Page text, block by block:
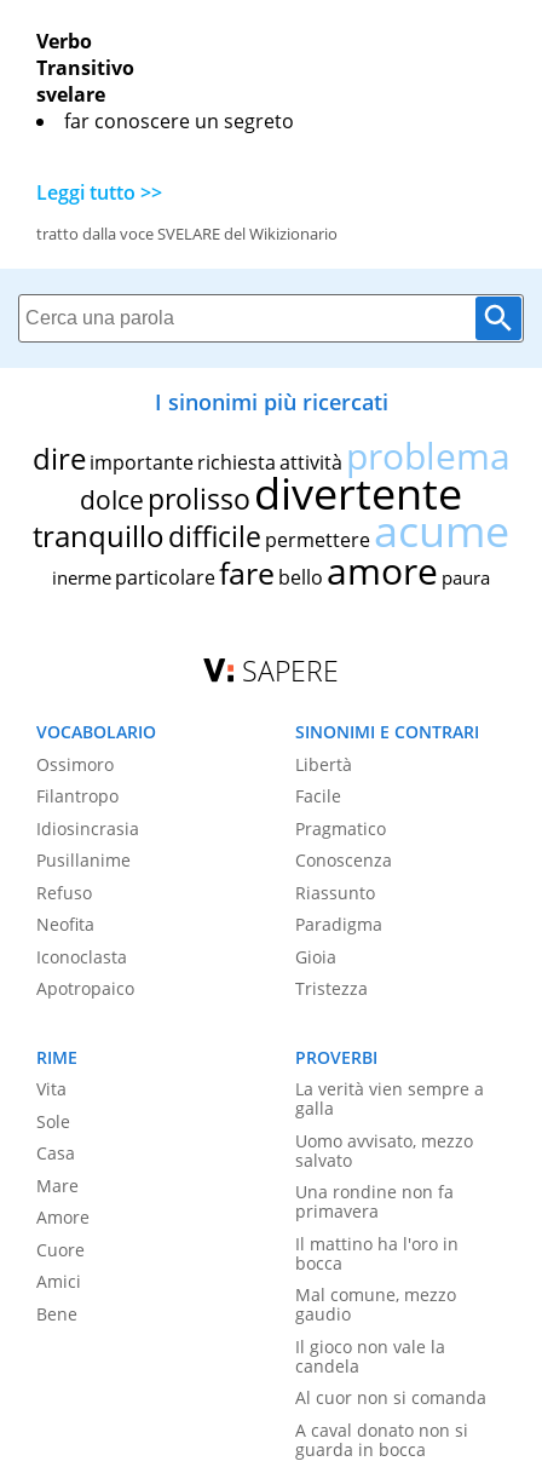
Verbo
Transitivo
svelare
far conoscere un segreto
Leggi tutto >>
tratto dalla voce SVELARE del Wikizionario
I sinonimi più ricercati
dire importante richiestaattività problema
dolce prolissodivertente
tranquillodifficile permettereacume
inerme particolarefare bello amore paura
SAPERE
VOCABOLARIO
Ossimoro
Filantropo
Idiosincrasia
Pusillanime
Refuso
Neofita
Iconoclasta
Apotropaico
SINONIMI E CONTRARI
Libertà
Facile
Pragmatico
Conoscenza
Riassunto
Paradigma
Gioia
Tristezza
RIME
Vita
Sole
Casa
Mare
Amore
Cuore
Amici
Bene
PROVERBI
La verità vien sempre a
galla
Uomo avvisato, mezzo
salvato
Una rondine non fa
primavera
Il mattino ha l'oro in
bocca
Mal comune, mezzo
gaudio
Il gioco non vale la
candela
Al cuor non si comanda
A caval donato non si
guarda in bocca